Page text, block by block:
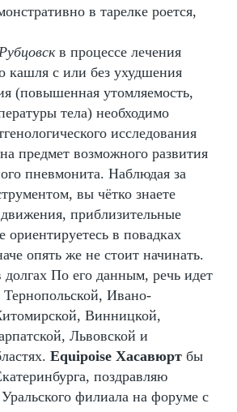
в тарелке роется,
в процессе лечения
кашля с или без ухудшения
(повышенная утомляемость,
тела) необходимо
исследования
предмет возможного развития
пневмонита. Наблюдая за
вы чётко знаете
приблизительные
ориентируетесь в повадках
опять же не стоит начинать.
долгах По его данным, речь идет
Ивано-
Винницкой,
Львовской и
Equipoise Хасавюрт бы
поздравляю
филиала на форуме с